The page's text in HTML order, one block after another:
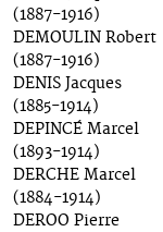
(1887-1916)
DEMOULIN Robert
(1887-1916)
DENIS Jacques
(1885-1914)
DEPINCÉ Marcel
(1893-1914)
DERCHE Marcel
(1884-1914)
DEROO Pierre